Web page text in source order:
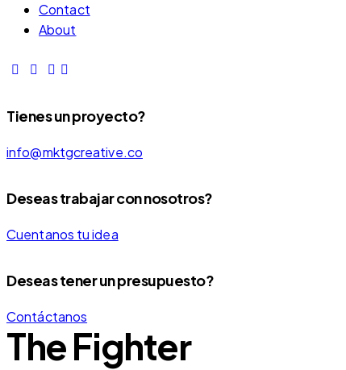
Contact
About
Tienes un proyecto?
info@mktgcreative.co
Deseas trabajar con nosotros?
Cuentanos tu idea
Deseas tener un presupuesto?
Contáctanos
The Fighter